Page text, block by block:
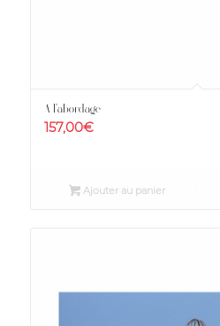
A l’abordage
157,00€
Ajouter au panier